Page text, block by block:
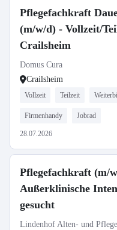
Pflegefachkraft
(m/w/d) - Vollzeit/
Crailsheim
Domus Cura
Crailsheim
Vollzeit Teilzeit
Firmenhandy Jobrad
28.07.2026
Pflegefachkraft (m/
Außerklinische
gesucht
Lindenhof Alten- und